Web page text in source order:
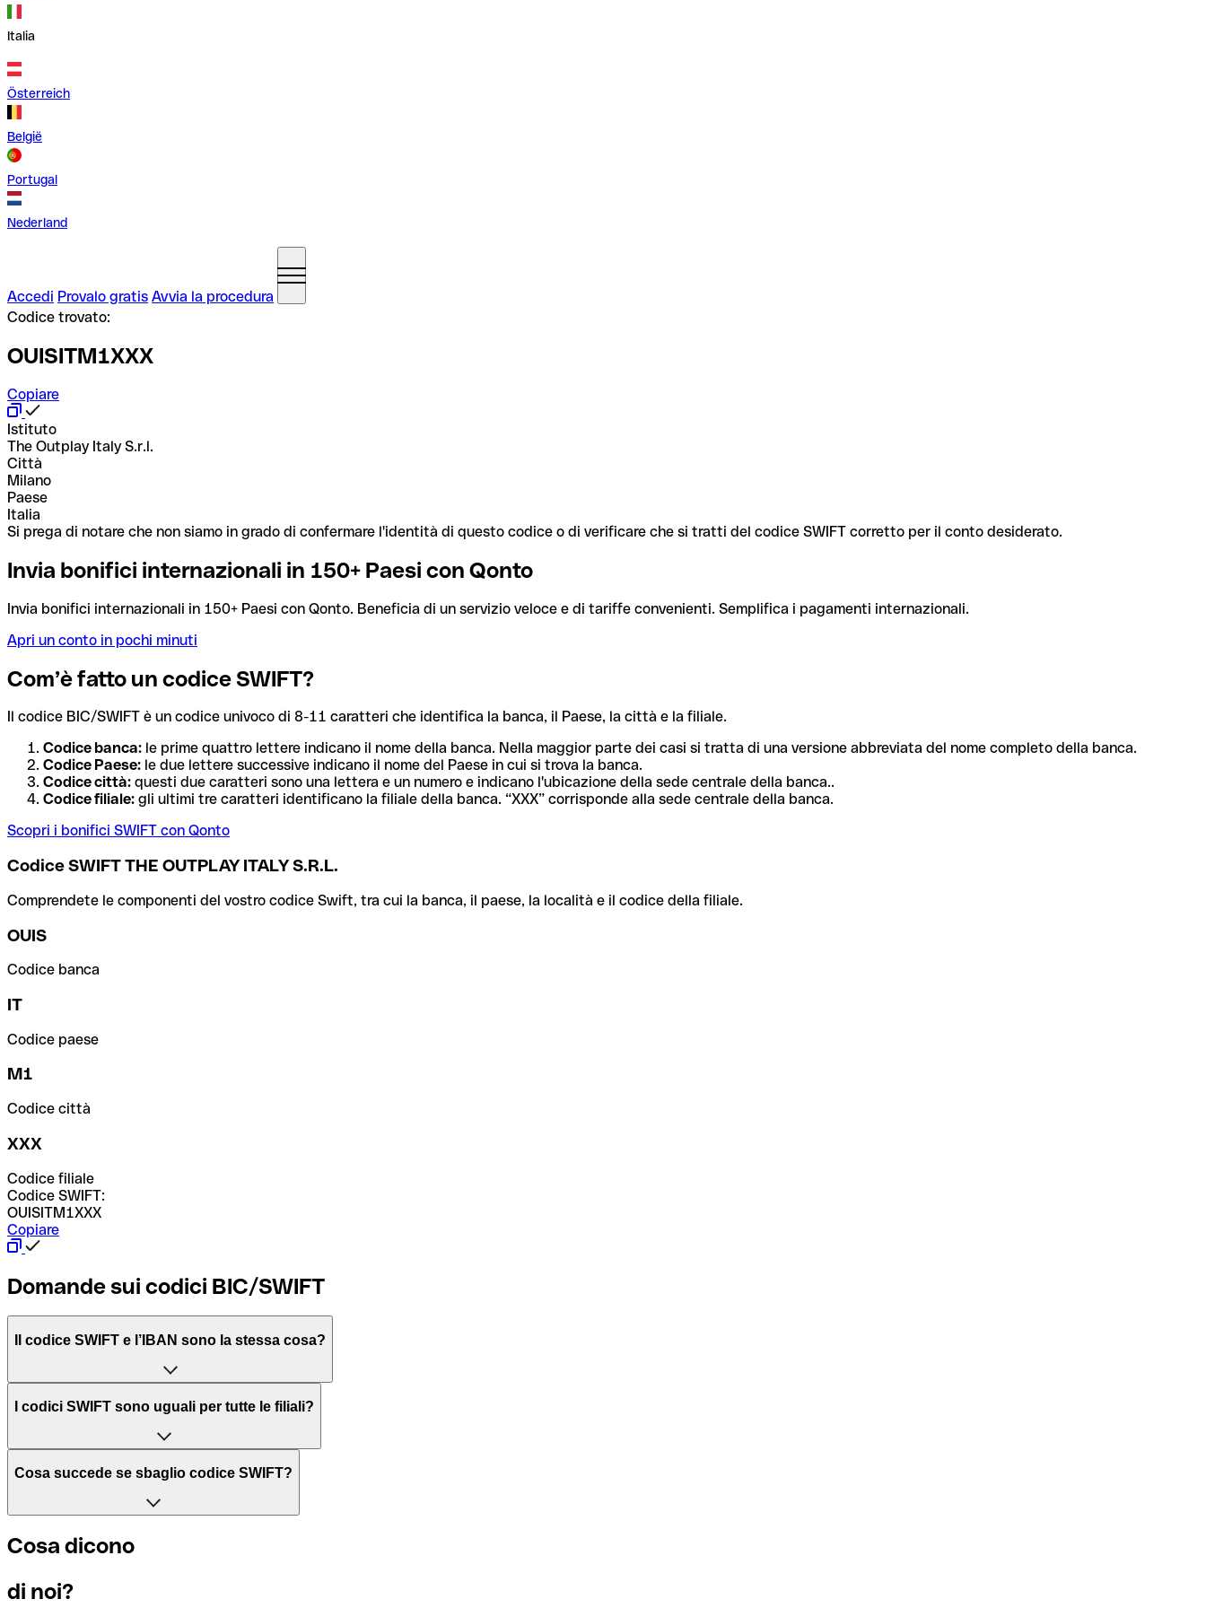
Italia
Österreich
België
Portugal
Nederland
Accedi Provalo gratis Avvia la procedura
Codice trovato:
OUISITM1XXX
Copiare
Istituto
The Outplay Italy S.r.l.
Città
Milano
Paese
Italia
Si prega di notare che non siamo in grado di confermare l'identità di questo codice o di verificare che si tratti del codice SWIFT corretto per il conto desiderato.
Invia bonifici internazionali in 150+ Paesi con Qonto
Invia bonifici internazionali in 150+ Paesi con Qonto. Beneficia di un servizio veloce e di tariffe convenienti. Semplifica i pagamenti internazionali.
Apri un conto in pochi minuti
Com’è fatto un codice SWIFT?
Il codice BIC/SWIFT è un codice univoco di 8-11 caratteri che identifica la banca, il Paese, la città e la filiale.
Codice banca: le prime quattro lettere indicano il nome della banca. Nella maggior parte dei casi si tratta di una versione abbreviata del nome completo della banca.
Codice Paese: le due lettere successive indicano il nome del Paese in cui si trova la banca.
Codice città: questi due caratteri sono una lettera e un numero e indicano l'ubicazione della sede centrale della banca..
Codice filiale: gli ultimi tre caratteri identificano la filiale della banca. “XXX” corrisponde alla sede centrale della banca.
Scopri i bonifici SWIFT con Qonto
Codice SWIFT THE OUTPLAY ITALY S.R.L.
Comprendete le componenti del vostro codice Swift, tra cui la banca, il paese, la località e il codice della filiale.
OUIS
Codice banca
IT
Codice paese
M1
Codice città
XXX
Codice filiale
Codice SWIFT:
OUISITM1XXX
Copiare
Domande sui codici BIC/SWIFT
Il codice SWIFT e l’IBAN sono la stessa cosa?
L'acronimo SWIFT sta per “Society for Worldwide Interbank Financial Telecommunication”, una rete globale per l’elaborazione dei pagamenti tra diversi Paesi.
Il BIC, invece, sta per “Bank Identifier Code” ed è una sequenza di caratteri necessaria per indirizzare un bonifico internazionale.
I codici SWIFT sono uguali per tutte le filiali?
Dipende dalle banche. In alcuni casi le banche utilizzano lo stesso codice SWIFT per filiali diverse. In altri casi, le banche preferiscono avere un codice SWIFT dedicato per ogni
Per sapere a quale filiale fa riferimento un codice SWIFT, è necessario controllare le ultime cifre. Se il codice termina con XXX, significa che è il codice SWIFT della sede centrale.
Cosa succede se sbaglio codice SWIFT?
Se per caso invii un pagamento a un codice SWIFT esistente ma sbagliato, la banca ricevente deve segnalare che non gestisce il conto del destinatario e stornare il pagamento.
Se ti accorgi di aver usato un codice SWIFT sbagliato, contatta immediatamente la tua banca e chiedi di annullare la transazione.
Cosa dicono
di noi?